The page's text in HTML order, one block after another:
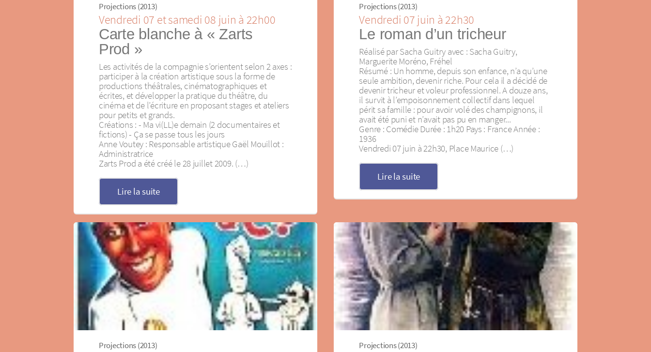
Projections (2013)
Vendredi 07 et samedi 08 juin à 22h00
Carte blanche à « Zarts
Prod »
Les activités de la compagnie s’orientent selon 2 axes :
participer à la création artistique sous la forme de
productions théâtrales, cinématographiques et
écrites, et développer la pratique du théâtre, du
cinéma et de l’écriture en proposant stages et ateliers
pour petits et grands.
Créations : - Ma vi(LL)e demain (2 documentaires et
fictions) - Ça se passe tous les jours
Anne Voutey : Responsable artistique Gaël Mouillot :
Administratrice
Zarts Prod a été créé le 28 juillet 2009. (…)
Lire la suite
Projections (2013)
Vendredi 07 juin à 22h30
Le roman d’un tricheur
Réalisé par Sacha Guitry avec : Sacha Guitry,
Marguerite Moréno, Fréhel
Résumé : Un homme, depuis son enfance, n’a qu’une
seule ambition, devenir riche. Pour cela il a décidé de
devenir tricheur et voleur professionnel. A douze ans,
il survit à l’empoisonnement collectif dans lequel
périt sa famille : pour avoir volé des champignons, il
avait été puni et n’avait pas pu en manger...
Genre : Comédie Durée : 1h20 Pays : France Année :
1936
Vendredi 07 juin à 22h30, Place Maurice (…)
Lire la suite
Projections (2013) Projections (2013)